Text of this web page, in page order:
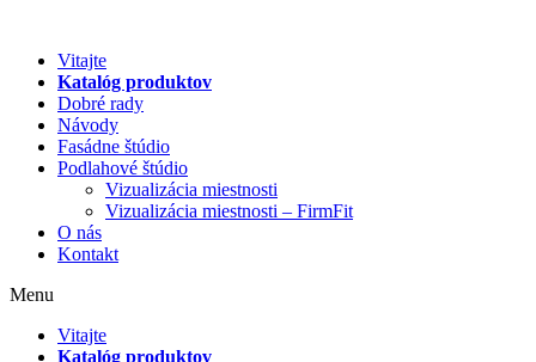
obsah
Vitajte
Katalóg produktov
Dobré rady
Návody
Fasádne štúdio
Podlahové štúdio
Vizualizácia miestnosti
Vizualizácia miestnosti – FirmFit
O nás
Kontakt
Menu
Vitajte
Katalóg produktov